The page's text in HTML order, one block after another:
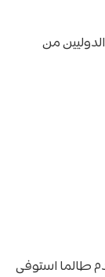
من
طالما استوفى